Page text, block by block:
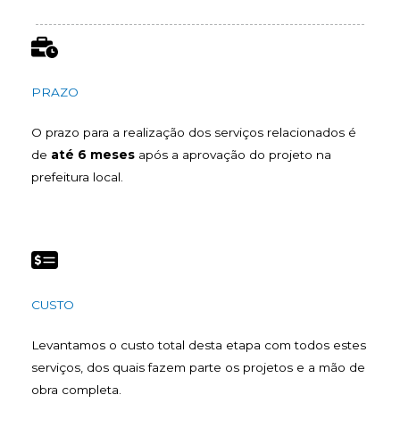
PRAZO
O prazo para a realização dos serviços relacionados é
de até 6 meses após a aprovação do projeto na
prefeitura local.
CUSTO
Levantamos o custo total desta etapa com todos estes
serviços, dos quais fazem parte os projetos e a mão de
obra completa.